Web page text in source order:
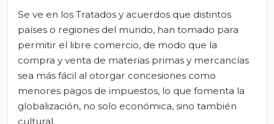
Se ve en los Tratados y acuerdos que distintos
países o regiones del mundo, han tomado para
permitir el libre comercio, de modo que la
compra y venta de materias primas y mercancías
sea más fácil al otorgar concesiones como
menores pagos de impuestos, lo que fomenta la
globalización, no solo económica, sino también
cultural.